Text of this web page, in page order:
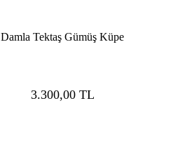
Damla Tektaş Gümüş Küpe
3.300,00TL